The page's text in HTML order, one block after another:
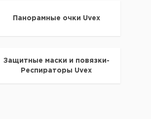
Панорамные очки Uvex
Защитные маски и повязки-
Респираторы Uvex